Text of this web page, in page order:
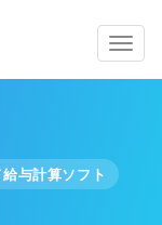
与計算ソフト